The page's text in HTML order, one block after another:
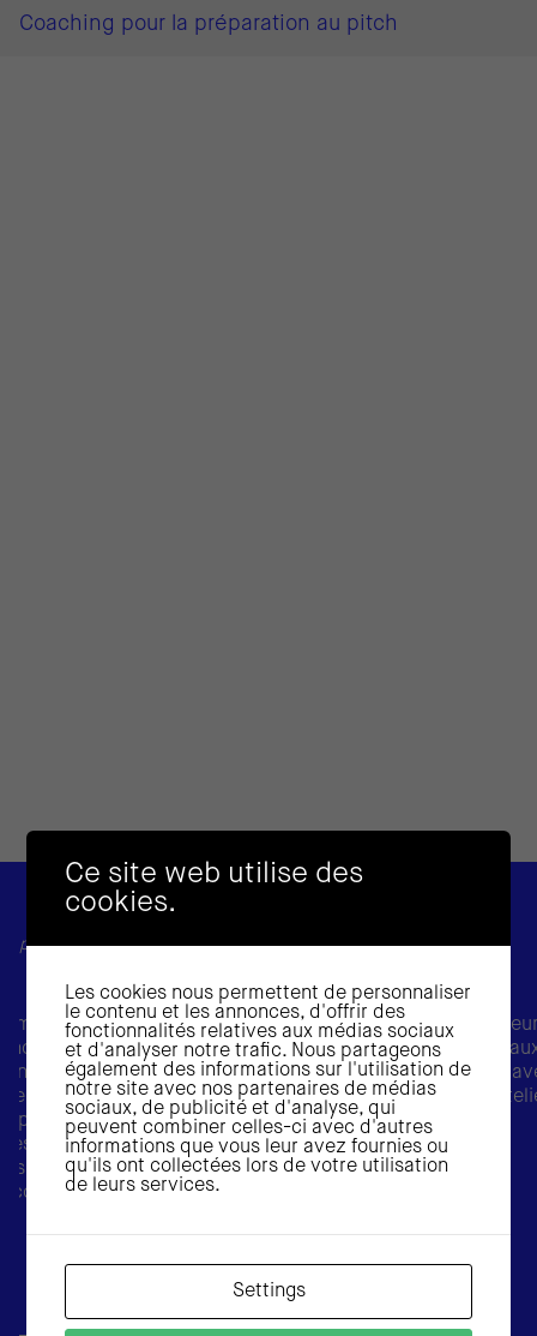
Coaching pour la préparation au pitch
publiques
pour
et de
diagnostic
des espaces
projeter des
et
de la
collaborateurs.
Pour les acteurs de l’immobilier
Accompagnement d’un
conception d’un projet de
pour les jeunes générations à
capsules d’inspiration et des
design.
Ce site web utilise des
cookies.
Les cookies nous permettent de personnaliser
le contenu et les annonces, d'offrir des
fonctionnalités relatives aux médias sociaux
et d'analyser notre trafic. Nous partageons
également des informations sur l'utilisation de
notre site avec nos partenaires de médias
sociaux, de publicité et d'analyse, qui
peuvent combiner celles-ci avec d'autres
informations que vous leur avez fournies ou
qu'ils ont collectées lors de votre utilisation
de leurs services.
Settings